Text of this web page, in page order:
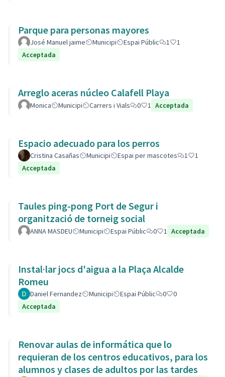
Parque para personas mayores
José Manuel jaime Municipi Espai Públic 1
1
Acceptada
Arreglo aceras núcleo Calafell Playa
Monica Municipi Carrers i Vials 0 1 Acceptada
Espacio adecuado para los perros
Cristina Casañas Municipi Espai per mascotes 1
1
Acceptada
Taules ping-pong Port de Segur i
organització de torneig social
ANNA MASDEU Municipi Espai Públic 0 1 Acceptada
Instal·lar jocs d'aigua a la Plaça Alcalde
Romeu
Daniel Fernandez Municipi Espai Públic 0
0
Acceptada
Renovar aulas de informática que lo
requieran de los centros educativos, para los
alumnos y clases de adultos por las tardes